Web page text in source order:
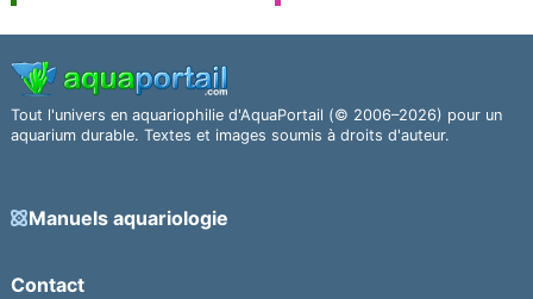
Tout l'univers en aquariophilie d'AquaPortail (© 2006–2026) pour un
aquarium durable. Textes et images soumis à droits d'auteur.
Manuels aquariologie
Contact